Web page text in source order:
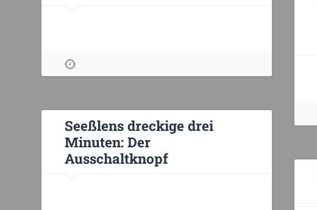
Seeßlens dreckige drei
Minuten: Der
Ausschaltknopf